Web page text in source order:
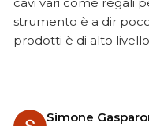
strumento è a dir
prodotti è di alto
Simone